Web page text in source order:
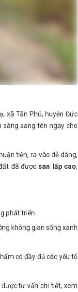
xã Tân Phú, huyện Đức
sàng sang tên ngay cho
tiện, ra vào dễ dàng,
đã được san lấp cao,
phát triển.
không gian sống xanh
có đầy đủ các yếu tố
tư vấn chi tiết, xem